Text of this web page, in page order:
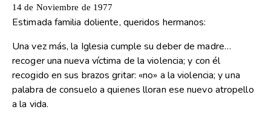
14 de Noviembre de 1977
Estimada familia doliente, queridos hermanos:
Una vez más, la Iglesia cumple su deber de madre…
recoger una nueva víctima de la violencia; y con él
recogido en sus brazos gritar: «no» a la violencia; y una
palabra de consuelo a quienes lloran ese nuevo atropello
a la vida.